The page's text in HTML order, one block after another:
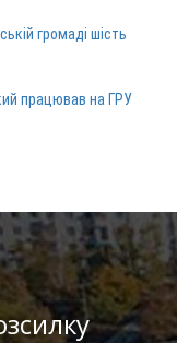
громаді шість
працював на ГРУ